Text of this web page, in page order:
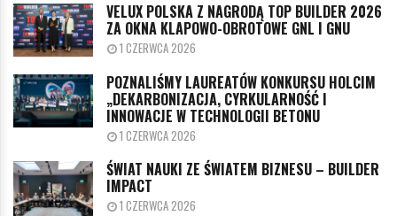
VELUX POLSKA Z NAGRODĄ TOP BUILDER 2026
ZA OKNA KLAPOWO-OBROTOWE GNL I GNU
1 CZERWCA 2026
POZNALIŚMY LAUREATÓW KONKURSU HOLCIM
„DEKARBONIZACJA, CYRKULARNOŚĆ I
INNOWACJE W TECHNOLOGII BETONU
1 CZERWCA 2026
ŚWIAT NAUKI ZE ŚWIATEM BIZNESU – BUILDER
IMPACT
1 CZERWCA 2026